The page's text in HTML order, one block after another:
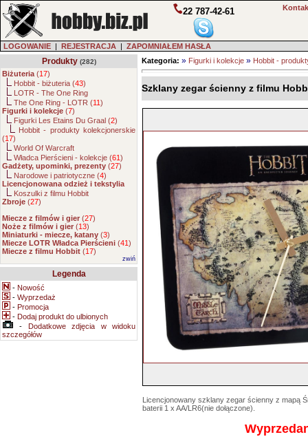
22 787-42-61
LOGOWANIE | REJESTRACJA | ZAPOMNIAŁEM HASŁA
Produkty (282)
Biżuteria (17)
Hobbit - biżuteria (43)
LOTR - The One Ring
The One Ring - LOTR (11)
Figurki i kolekcje (7)
Figurki Les Etains Du Graal (2)
Hobbit - produkty kolekcjonerskie
(17)
World Of Warcraft
Władca Pierścieni - kolekcje (61)
Gadżety, upominki, prezenty (27)
Narodowe i patriotyczne (4)
Licencjonowana odzież i tekstylia
Koszulki z filmu Hobbit
Zbroje (27)
Miecze z filmów i gier (27)
Noże z filmów i gier (13)
Miniaturki - miecze, katany (3)
Miecze LOTR Władca Pierścieni (41)
Miecze z filmu Hobbit (17)
zwiń
Legenda
- Nowość
- Wyprzedaż
- Promocja
- Dodaj produkt do ulbionych
- Dodatkowe zdjęcia w widoku
szczegółów
Kategoria: » Figurki i kolekcje » Hobbit -
Szklany zegar ścienny z filmu
Licencjonowany szklany zegar ścienny z mapą
baterii 1 x AA/LR6(nie dołączone).